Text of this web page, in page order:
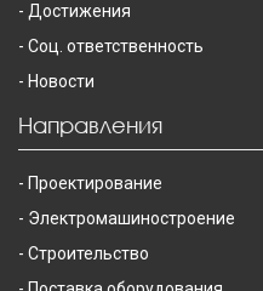
Достижения
Соц. ответственность
Новости
Направления
Проектирование
Электромашиностроение
Строительство